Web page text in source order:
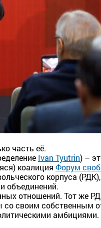
часть её.
Ivan Tyutrin) –
коалиция Форум
корпуса
объединений.
отношений. Тот же
со своим собственным